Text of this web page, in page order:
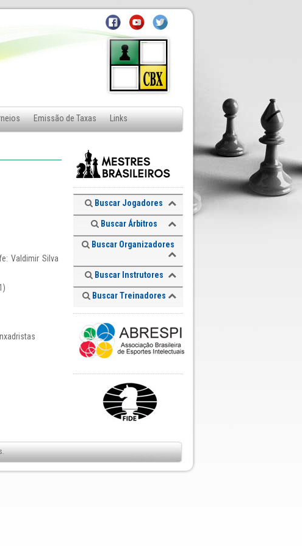
Emissão de Taxas Links
Valdimir Silva
Buscar Jogadores
Buscar Árbitros
Buscar Organizadores
Buscar Instrutores
Buscar Treinadores